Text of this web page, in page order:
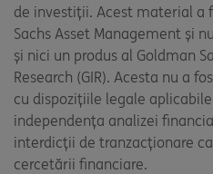
de investiții. Acest material a
Sachs Asset Management și
și nici un produs al Goldman
Research (GIR). Acesta nu a
cu dispozițiile legale
independența analizei
interdicții de tranzacționare
cercetării financiare.